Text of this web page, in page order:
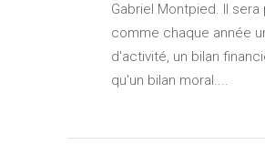
Gabriel Montpied. Il
comme chaque année
d'activité, un bilan
qu'un bilan moral....